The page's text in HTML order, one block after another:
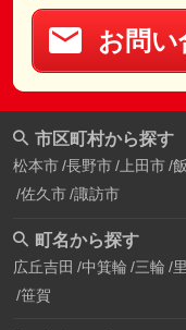
お問い
市区町村から探す
松本市 長野市 上田市
佐久市 諏訪市
町名から探す
広丘吉田 中箕輪 三輪
笹賀